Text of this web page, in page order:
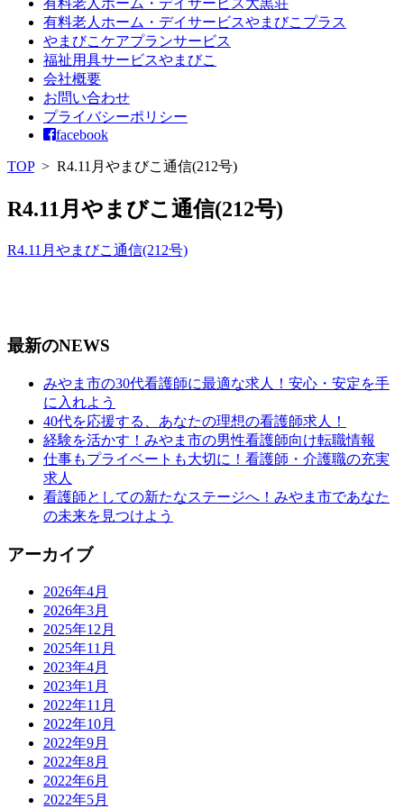
有料老人ホーム・デイサービスやまびこプラス
やまびこケアプランサービス
福祉用具サービスやまびこ
会社概要
お問い合わせ
プライバシーポリシー
facebook
TOP> R4.11月やまびこ通信(212号)
R4.11月やまびこ通信(212号)
R4.11月やまびこ通信(212号)
最新のNEWS
みやま市の30代看護師に最適な求人！安心・安定を手
に入れよう
40代を応援する、あなたの理想の看護師求人！
経験を活かす！みやま市の男性看護師向け転職情報
仕事もプライベートも大切に！看護師・介護職の充実
求人
看護師としての新たなステージへ！みやま市であなた
の未来を見つけよう
アーカイブ
2026年4月
2026年3月
2025年12月
2025年11月
2023年4月
2023年1月
2022年11月
2022年10月
2022年9月
2022年8月
2022年6月
2022年5月